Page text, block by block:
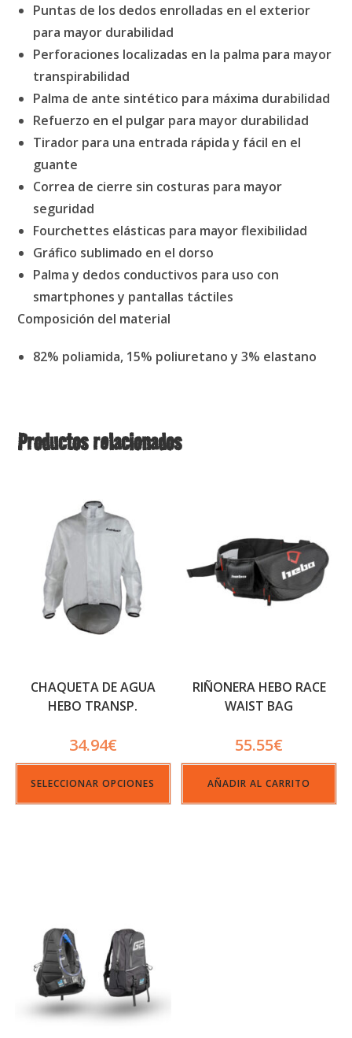
Puntas de los dedos enrolladas en el exterior
para mayor durabilidad
Perforaciones localizadas en la palma para mayor
transpirabilidad
Palma de ante sintético para máxima durabilidad
Refuerzo en el pulgar para mayor durabilidad
Tirador para una entrada rápida y fácil en el
guante
Correa de cierre sin costuras para mayor
seguridad
Fourchettes elásticas para mayor flexibilidad
Gráfico sublimado en el dorso
Palma y dedos conductivos para uso con
smartphones y pantallas táctiles
Composición del material
82% poliamida, 15% poliuretano y 3% elastano
Productos relacionados
CHAQUETA DE AGUA
HEBO TRANSP.
34.94€
SELECCIONAR OPCIONES
RIÑONERA HEBO RACE
WAIST BAG
55.55€
AÑADIR AL CARRITO